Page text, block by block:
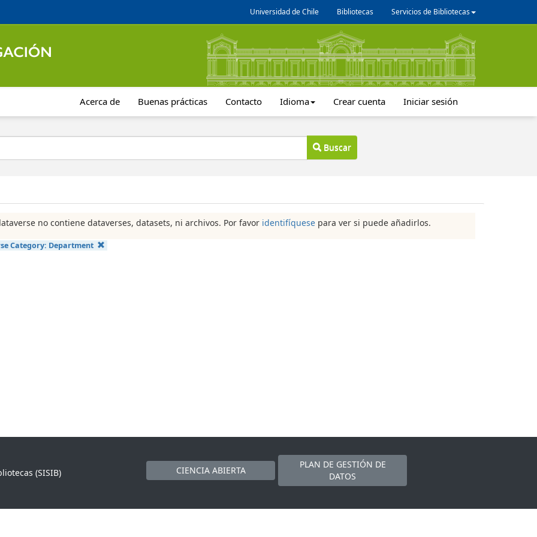
Universidad de Chile Bibliotecas Servicios de Bibliotecas
Acerca de Buenas prácticas Contacto Idioma Crear cuenta Iniciar sesión
Buscar
no contiene dataverses, datasets, ni archivos. Por favor identifíquese para ver si puede añadirlos.
Category: Department
(SISIB)
CIENCIA ABIERTA
PLAN DE GESTIÓN DE
DATOS